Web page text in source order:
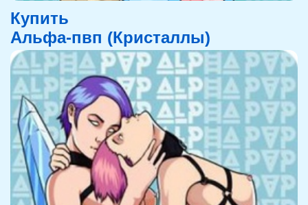
Купить
Альфа-пвп (Кристаллы)